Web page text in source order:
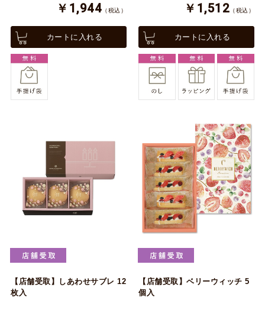
￥1,944 （税込）
カートに入れる
￥1,512 （税込）
カートに入れる
【店舗受取】しあわせサブレ 12
枚入
【店舗受取】ベリーウィッチ 5
個入